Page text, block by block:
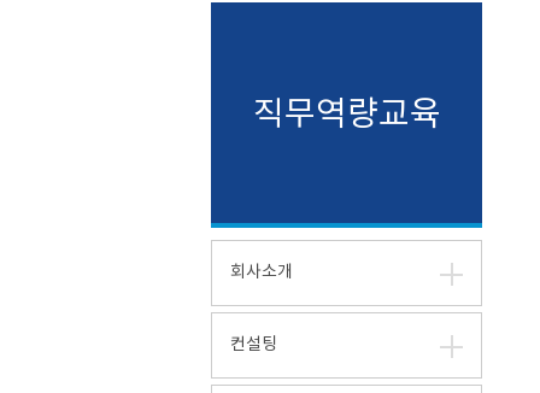
직무역량교육
회사소개
컨설팅